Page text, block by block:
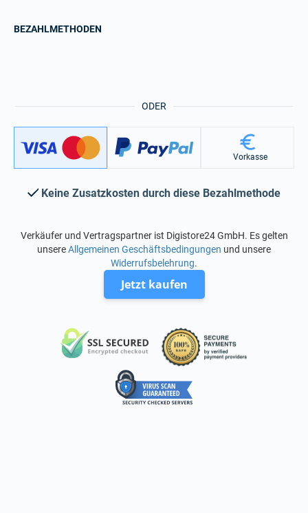
ODER
BEZAHLMETHODEN
Vorkasse
Keine Zusatzkosten durch diese Bezahlmethode
Verkäufer und Vertragspartner ist Digistore24 GmbH. Es gelten
unsereAllgemeinen Geschäftsbedingungen und unsere
Widerrufsbelehrung.
Jetzt kaufen